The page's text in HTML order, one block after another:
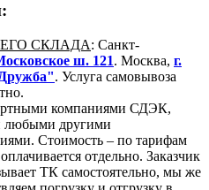
СКЛАДА: Санкт-
ш. 121. Москва, г.
. Услуга самовывоза
компаниями СДЭК,
любыми другими
Стоимость – по тарифам
отдельно. Заказчик
ТК самостоятельно, мы же